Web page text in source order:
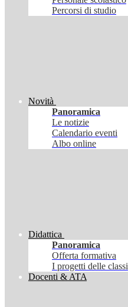
Percorsi di studio
Novità
Panoramica
Le notizie
Calendario eventi
Albo online
Didattica
Panoramica
Offerta formativa
I progetti delle classi
Docenti & ATA